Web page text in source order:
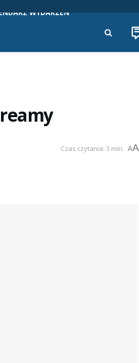
WYDARZEŃ
Czas czytania: 3 min. AA